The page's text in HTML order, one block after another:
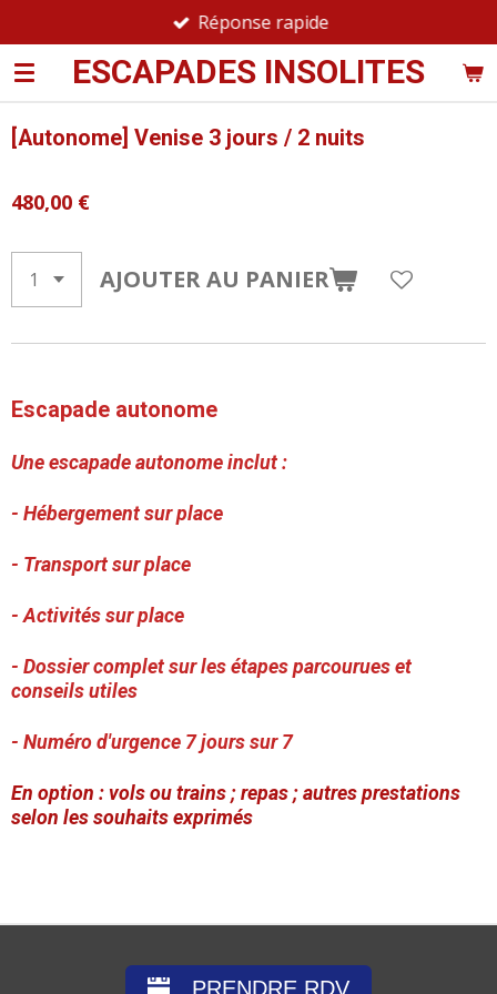
au
contenuESCAPADES INSOLITES
Réponse rapide
[Autonome] Venise 3 jours / 2 nuits
480,00 €
AJOUTER AU PANIER
Escapade autonome
Une escapade autonome inclut :
- Hébergement sur place
- Transport sur place
- Activités sur place
- Dossier complet sur les étapes parcourues et
conseils utiles
- Numéro d'urgence 7 jours sur 7
En option : vols ou trains ; repas ; autres prestations
selon les souhaits exprimés
PRENDRE RDV